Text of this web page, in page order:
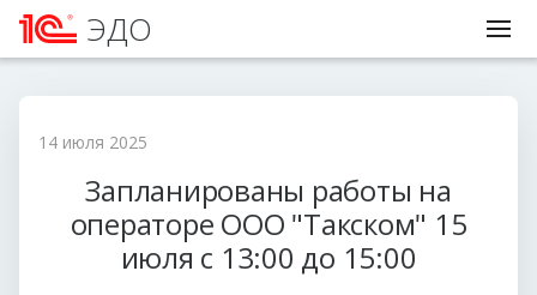
ЭДО
14 июля 2025
Запланированы работы на
операторе ООО "Такском" 15
июля с 13:00 до 15:00